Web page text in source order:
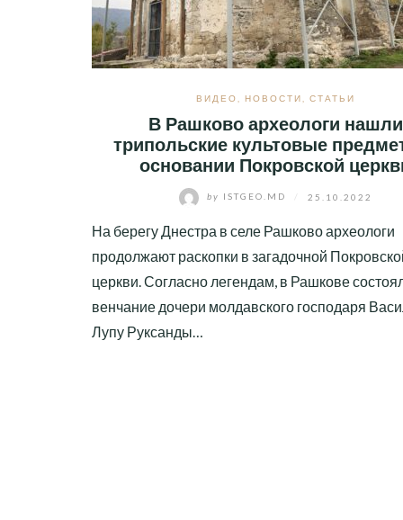
ВИДЕО НОВОСТИ СТАТЬИ
В Рашково археологи нашли
трипольские культовые
основании Покровской
by ISTGEO.MD 25.10.2022
На берегу Днестра в селе Рашково археологи
продолжают раскопки в загадочной
церкви. Согласно легендам, в Рашкове
венчание дочери молдавского господаря
Лупу Руксанды…